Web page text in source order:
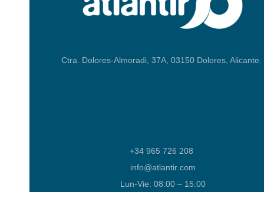
Ctra. Dolores-Almoradi, 37A, 03150 Dolores, Alicante.
+34 965 726 208
info@atlantir.com
Lun-Vie: 08:00 – 15:00